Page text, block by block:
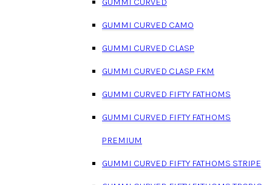
GUMMI CURVED CAMO
GUMMI CURVED CLASP
GUMMI CURVED CLASP FKM
GUMMI CURVED FIFTY FATHOMS
GUMMI CURVED FIFTY FATHOMS
PREMIUM
GUMMI CURVED FIFTY FATHOMS STRIPE